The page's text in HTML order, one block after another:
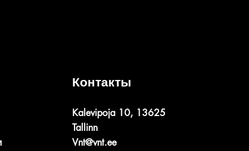
Контакты
Kalevipoja 10, 13625
Tallinn
Vnt@vnt.ee